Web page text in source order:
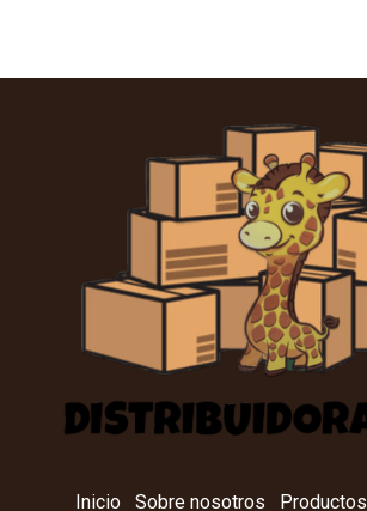
Inicio Sobre nosotros Productos